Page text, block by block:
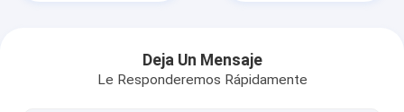
Sobre nosotros
Deja Un Mensaje
Le Responderemos Rápidamente